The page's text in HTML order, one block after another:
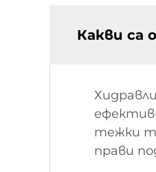
Какви са
тежки
прави